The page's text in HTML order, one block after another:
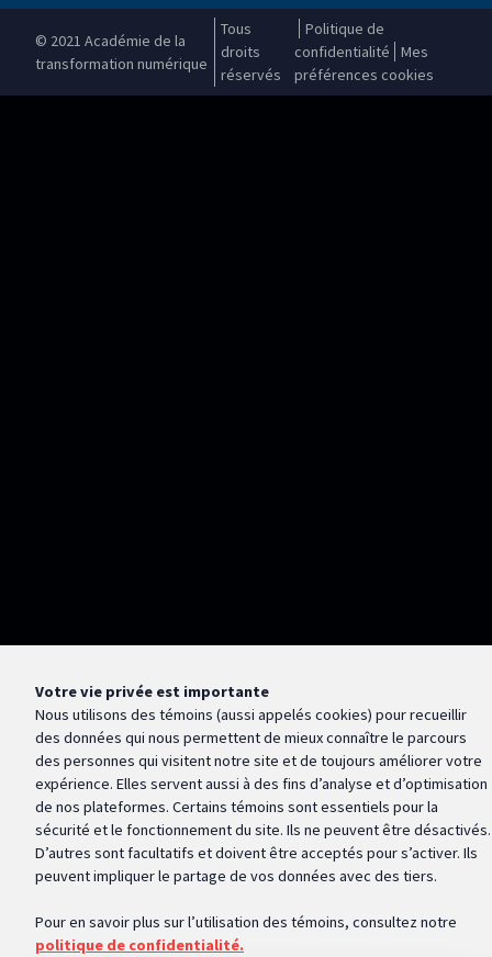
© 2021 Académie de la
transformation numérique
Tous
droits
réservés
Politique de
confidentialité
Mes
préférences cookies
Votre vie privée est importante
Nous utilisons des témoins (aussi appelés cookies) pour recueillir
des données qui nous permettent de mieux connaître le parcours
des personnes qui visitent notre site et de toujours améliorer votre
expérience. Elles servent aussi à des fins d’analyse et d’optimisation
de nos plateformes. Certains témoins sont essentiels pour la
sécurité et le fonctionnement du site. Ils ne peuvent être désactivés.
D’autres sont facultatifs et doivent être acceptés pour s’activer. Ils
peuvent impliquer le partage de vos données avec des tiers.
Pour en savoir plus sur l’utilisation des témoins, consultez notre
politique de confidentialité.